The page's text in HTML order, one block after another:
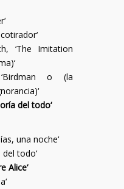
‘
‘
, ‘The Imitation
‘
Birdman o (la
‘
del todo‘
una noche‘
del todo‘
Alice‘
‘